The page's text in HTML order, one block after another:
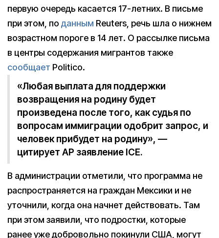
первую очередь касается 17-летних. В письме
при этом, по данным Reuters, речь шла о нижнем
возрастном пороге в 14 лет. О рассылке письма
в центры содержания мигрантов также
сообщает Politico.
«Любая выплата для поддержки
возвращения на родину будет
произведена после того, как судья по
вопросам иммиграции одобрит запрос, и
человек прибудет на родину», —
цитирует AP заявление ICE.
В администрации отметили, что программа не
распространяется на граждан Мексики и не
уточнили, когда она начнет действовать. Там
при этом заявили, что подростки, которые
ранее уже добровольно покинули США, могут